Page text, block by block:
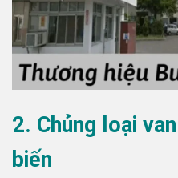
2. Chủng loại
biến